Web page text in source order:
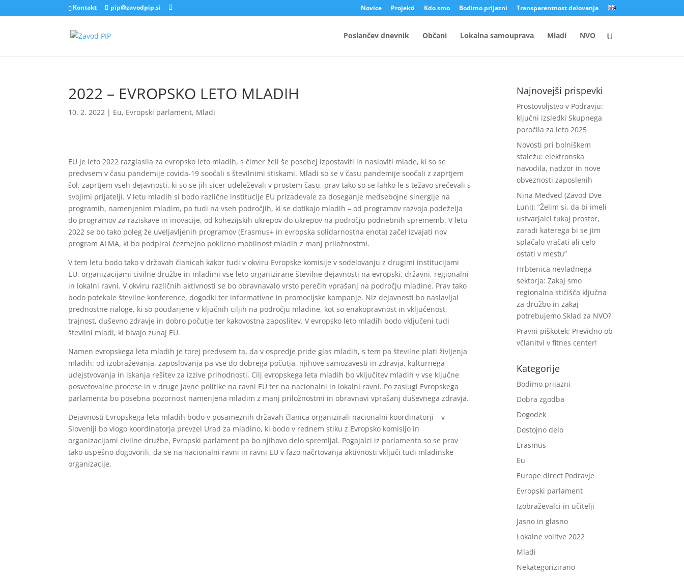
Kontakt pip@zavodpip.si Novice Projekti Kdo smo Bodimo prijazni Transparentnost delovanja
Poslančev dnevnik Občani Lokalna samouprava Mladi NVO
2022 – EVROPSKO LETO MLADIH
10. 2. 2022 | Eu, Evropski parlament, Mladi
EU je leto 2022 razglasila za evropsko leto mladih, s čimer želi še posebej izpostaviti in nasloviti mlade, ki so se
predvsem v času pandemije covida-19 soočali s številnimi stiskami. Mladi so se v času pandemije soočali z zaprtjem
šol, zaprtjem vseh dejavnosti, ki so se jih sicer udeleževali v prostem času, prav tako so se lahko le s težavo srečevali s
svojimi prijatelji. V letu mladih si bodo različne institucije EU prizadevale za doseganje medsebojne sinergije na
programih, namenjenim mladim, pa tudi na vseh področjih, ki se dotikajo mladih – od programov razvoja podeželja
do programov za raziskave in inovacije, od kohezijskih ukrepov do ukrepov na področju podnebnih sprememb. V letu
2022 se bo tako poleg že uveljavljenih programov (Erasmus+ in evropska solidarnostna enota) začel izvajati nov
program ALMA, ki bo podpiral čezmejno poklicno mobilnost mladih z manj priložnostmi.
V tem letu bodo tako v državah članicah kakor tudi v okviru Evropske komisije v sodelovanju z drugimi institucijami
EU, organizacijami civilne družbe in mladimi vse leto organizirane številne dejavnosti na evropski, državni, regionalni
in lokalni ravni. V okviru različnih aktivnosti se bo obravnavalo vrsto perečih vprašanj na področju mladine. Prav tako
bodo potekale številne konference, dogodki ter informativne in promocijske kampanje. Niz dejavnosti bo naslavljal
prednostne naloge, ki so poudarjene v ključnih ciljih na področju mladine, kot so enakopravnost in vključenost,
trajnost, duševno zdravje in dobro počutje ter kakovostna zaposlitev. V evropsko leto mladih bodo vključeni tudi
številni mladi, ki bivajo zunaj EU.
Namen evropskega leta mladih je torej predvsem ta, da v ospredje pride glas mladih, s tem pa številne plati življenja
mladih: od izobraževanja, zaposlovanja pa vse do dobrega počutja, njihove samozavesti in zdravja, kulturnega
udejstvovanja in iskanja rešitev za izzive prihodnosti. Cilj evropskega leta mladih bo vključitev mladih v vse ključne
posvetovalne procese in v druge javne politike na ravni EU ter na nacionalni in lokalni ravni. Po zaslugi Evropskega
parlamenta bo posebna pozornost namenjena mladim z manj priložnostmi in obravnavi vprašanj duševnega zdravja.
Dejavnosti Evropskega leta mladih bodo v posameznih državah članica organizirali nacionalni koordinatorji – v
Sloveniji bo vlogo koordinatorja prevzel Urad za mladino, ki bodo v rednem stiku z Evropsko komisijo in
organizacijami civilne družbe, Evropski parlament pa bo njihovo delo spremljal. Pogajalci iz parlamenta so se prav
tako uspešno dogovorili, da se na nacionalni ravni in ravni EU v fazo načrtovanja aktivnosti vključi tudi mladinske
organizacije.
Najnovejši prispevki
Prostovoljstvo v Podravju:
ključni izsledki Skupnega
poročila za leto 2025
Novosti pri bolniškem
staležu: elektronska
navodila, nadzor in nove
obveznosti zaposlenih
Nina Medved (Zavod Dve
Luni): “Želim si, da bi imeli
ustvarjalci tukaj prostor,
zaradi katerega bi se jim
splačalo vračati ali celo
ostati v mestu”
Hrbtenica nevladnega
sektorja: Zakaj smo
regionalna stičišča ključna
za družbo in zakaj
potrebujemo Sklad za NVO?
Pravni piškotek: Previdno ob
včlanitvi v fitnes center!
Kategorije
Bodimo prijazni
Dobra zgodba
Dogodek
Dostojno delo
Erasmus
Eu
Europe direct Podravje
Evropski parlament
Izobraževalci in učitelji
Jasno in glasno
Lokalne volitve 2022
Mladi
Nekategorizirano